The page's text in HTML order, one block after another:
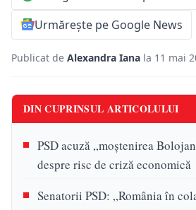
Urmărește pe Google News
Publicat de Alexandra Iana la 11 mai
DIN CUPRINSUL ARTICOLULUI
PSD acuză „moștenirea
despre risc de criză economică
Senatorii PSD: „România în